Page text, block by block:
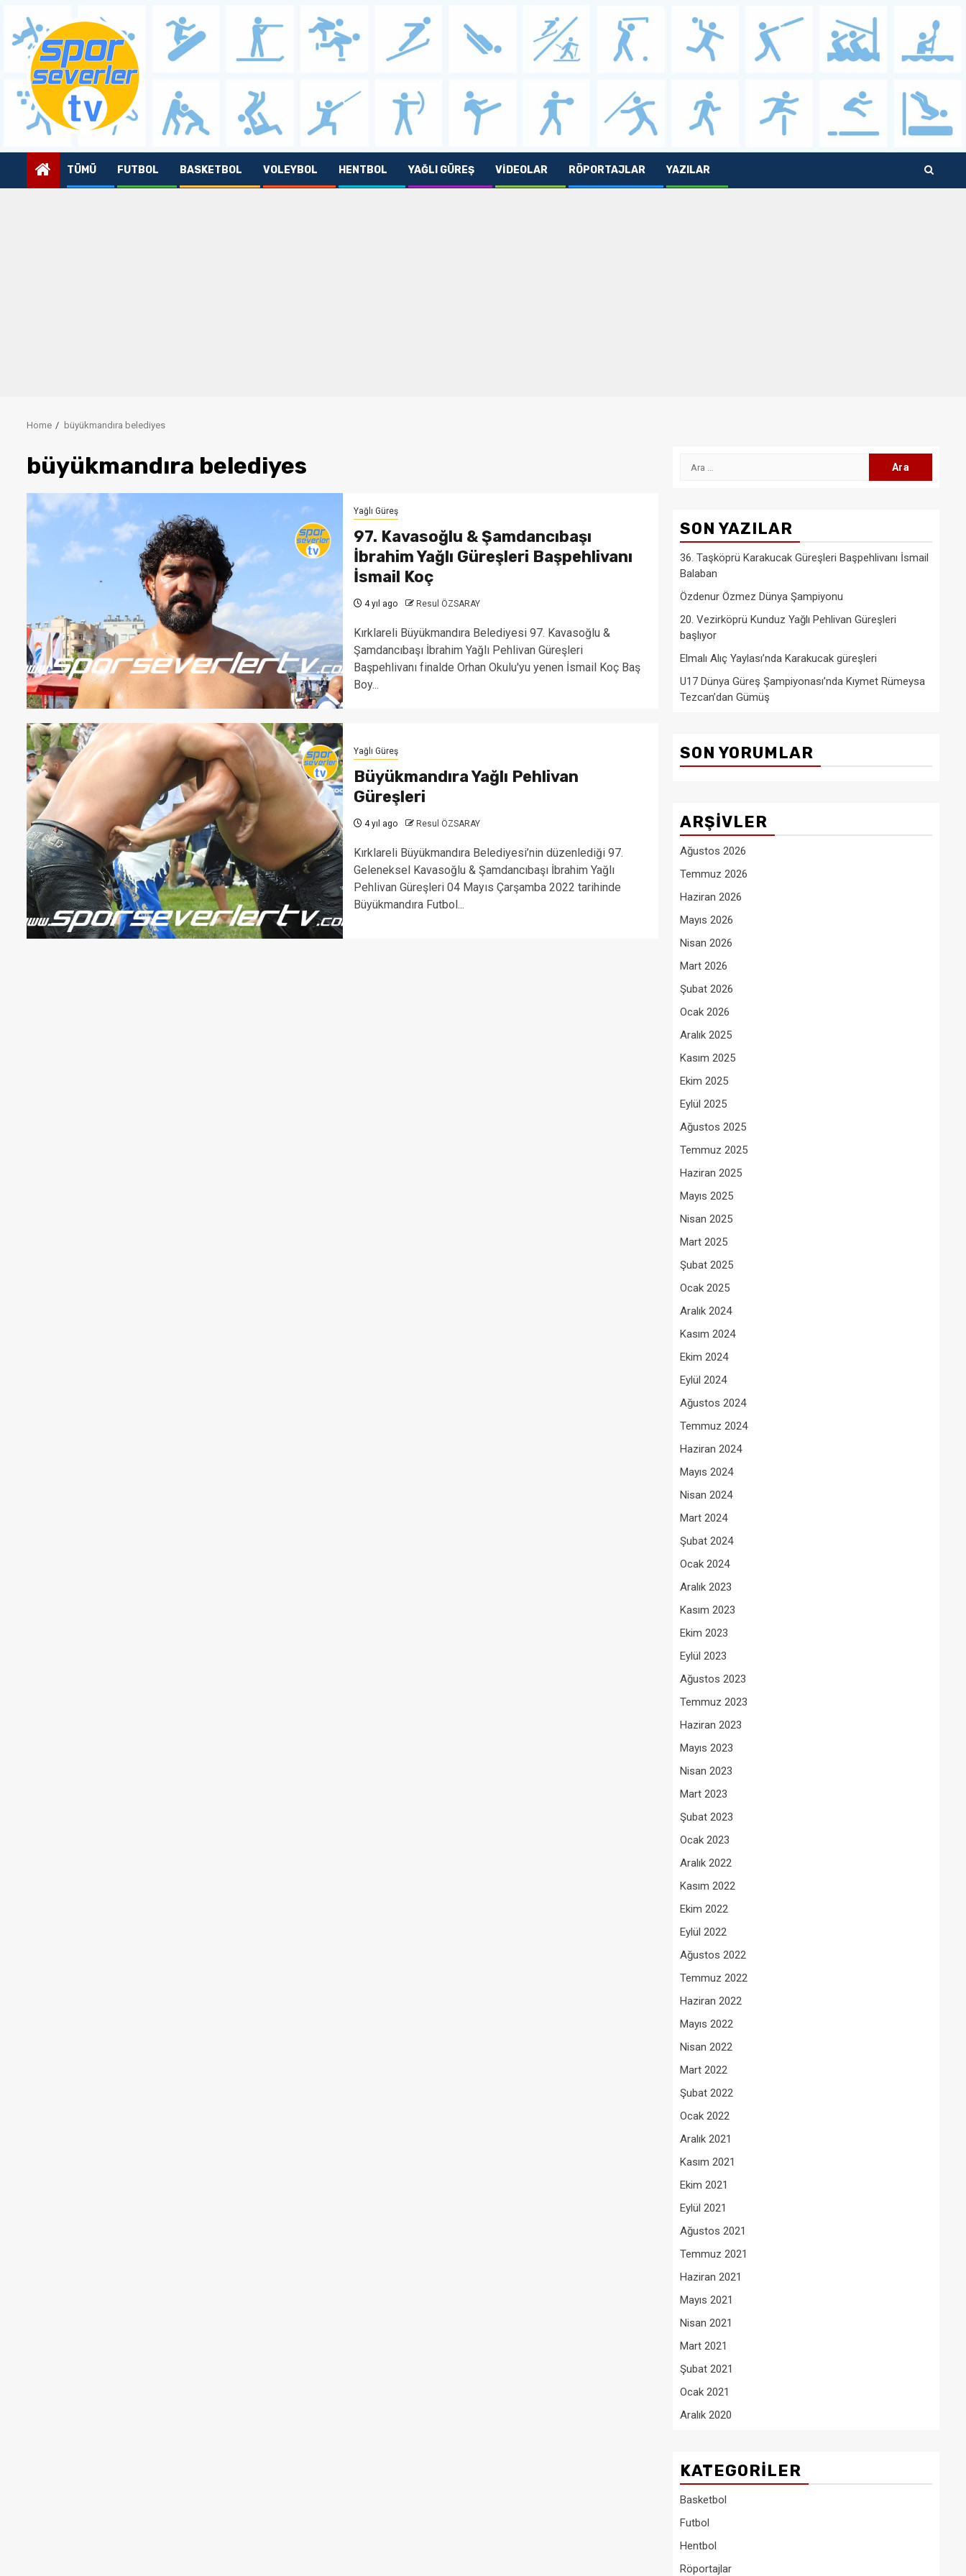
content
TÜMÜ FUTBOL BASKETBOL VOLEYBOL HENTBOL YAĞLI GÜREŞ VIDEOLAR RÖPORTAJLAR YAZILAR
Home büyükmandıra belediyes
büyükmandıra belediyes
Yağlı Güreş
97. Kavasoğlu & Şamdancıbaşı
İbrahim Yağlı Güreşleri Başpehlivanı
İsmail Koç
4 yıl ago Resul ÖZSARAY
Kırklareli Büyükmandıra Belediyesi 97. Kavasoğlu &
Şamdancıbaşı İbrahim Yağlı Pehlivan Güreşleri
Başpehlivanı finalde Orhan Okulu'yu yenen İsmail Koç Baş
Boy...
Yağlı Güreş
Büyükmandıra Yağlı Pehlivan
Güreşleri
4 yıl ago Resul ÖZSARAY
Kırklareli Büyükmandıra Belediyesi’nin düzenlediği 97.
Geleneksel Kavasoğlu & Şamdancıbaşı İbrahim Yağlı
Pehlivan Güreşleri 04 Mayıs Çarşamba 2022 tarihinde
Büyükmandıra Futbol...
Arama:
SON YAZILAR
36. Taşköprü Karakucak Güreşleri Başpehlivanı İsmail
Balaban
Özdenur Özmez Dünya Şampiyonu
20. Vezirköprü Kunduz Yağlı Pehlivan Güreşleri
başlıyor
Elmalı Alıç Yaylası’nda Karakucak güreşleri
U17 Dünya Güreş Şampiyonası’nda Kıymet Rümeysa
Tezcan’dan Gümüş
SON YORUMLAR
ARŞIVLER
Ağustos 2026
Temmuz 2026
Haziran 2026
Mayıs 2026
Nisan 2026
Mart 2026
Şubat 2026
Ocak 2026
Aralık 2025
Kasım 2025
Ekim 2025
Eylül 2025
Ağustos 2025
Temmuz 2025
Haziran 2025
Mayıs 2025
Nisan 2025
Mart 2025
Şubat 2025
Ocak 2025
Aralık 2024
Kasım 2024
Ekim 2024
Eylül 2024
Ağustos 2024
Temmuz 2024
Haziran 2024
Mayıs 2024
Nisan 2024
Mart 2024
Şubat 2024
Ocak 2024
Aralık 2023
Kasım 2023
Ekim 2023
Eylül 2023
Ağustos 2023
Temmuz 2023
Haziran 2023
Mayıs 2023
Nisan 2023
Mart 2023
Şubat 2023
Ocak 2023
Aralık 2022
Kasım 2022
Ekim 2022
Eylül 2022
Ağustos 2022
Temmuz 2022
Haziran 2022
Mayıs 2022
Nisan 2022
Mart 2022
Şubat 2022
Ocak 2022
Aralık 2021
Kasım 2021
Ekim 2021
Eylül 2021
Ağustos 2021
Temmuz 2021
Haziran 2021
Mayıs 2021
Nisan 2021
Mart 2021
Şubat 2021
Ocak 2021
Aralık 2020
KATEGORILER
Basketbol
Futbol
Hentbol
Röportajlar